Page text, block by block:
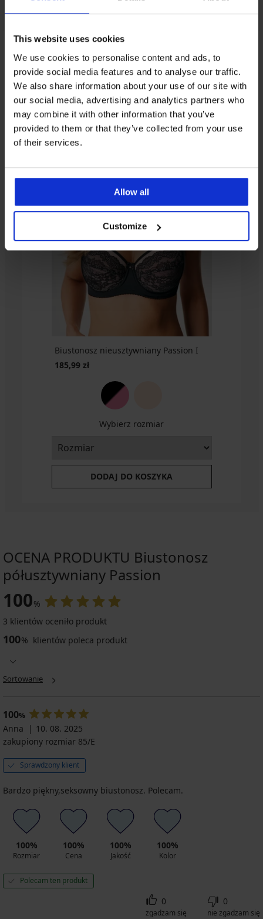
This website uses cookies
We use cookies to personalise content and ads, to
provide social media features and to analyse our traffic.
We also share information about your use of our site with
our social media, advertising and analytics partners who
may combine it with other information that you’ve
provided to them or that they’ve collected from your use
of their services.
Allow all
Customize
Wyprzedaż -40%
4,8
127,79
zł
4,8
Półusztywniany
biustonosz
237,99
zł
-20 % BRA20
Biustonosz
Contour
wygładzający
188,79
4,9
Lira
zł
4,9
BESTSELLER
półusztywniany
Sophie
-20 % BRA20
Biustonosz
Etude
185,99
148,79
zł
-30%
Biustonosz
Charmante
162,39
231,99
zł
Z tej samej kolekcji
Biustonosz nieusztywniany Passion I
185,99 zł
Wybierz rozmiar
DODAJ DO KOSZYKA
OCENA PRODUKTU Biustonosz
półusztywniany Passion
100%
3 klientów oceniło produkt
100% klientów poleca produkt
Sortowanie
100%
Anna
10. 08. 2025
zakupiony rozmiar 85/E
Sprawdzony klient
Bardzo piękny,seksowny biustonosz. Polecam.
100%
Rozmiar
100%
Cena
100%
Jakość
100%
Kolor
Polecam ten produkt
0
zgadzam się
0
nie zgadzam się